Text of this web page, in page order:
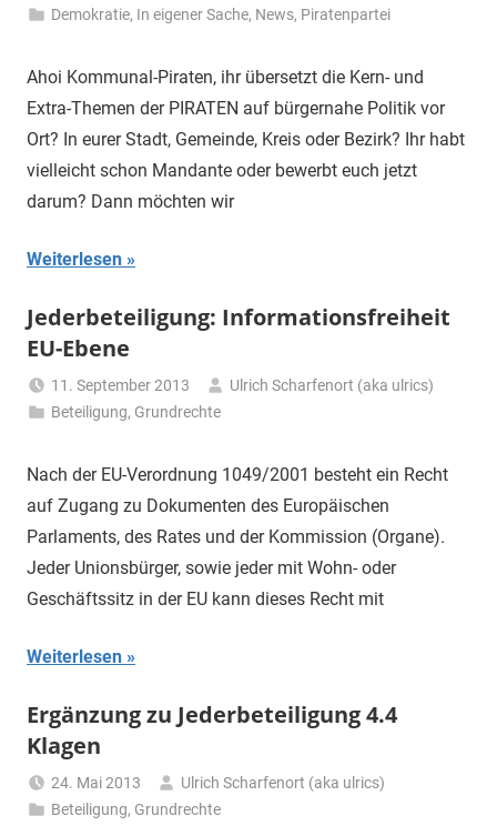
Demokratie, In eigener Sache, News, Piratenpartei
Ahoi Kommunal-Piraten, ihr übersetzt die Kern- und
Extra-Themen der PIRATEN auf bürgernahe Politik vor
Ort? In eurer Stadt, Gemeinde, Kreis oder Bezirk? Ihr habt
vielleicht schon Mandante oder bewerbt euch jetzt
darum? Dann möchten wir
Weiterlesen
Jederbeteiligung: Informationsfreiheit
EU-Ebene
11. September 2013
Ulrich Scharfenort (aka ulrics)
Beteiligung, Grundrechte
Nach der EU-Verordnung 1049/2001 besteht ein Recht
auf Zugang zu Dokumenten des Europäischen
Parlaments, des Rates und der Kommission (Organe).
Jeder Unionsbürger, sowie jeder mit Wohn- oder
Geschäftssitz in der EU kann dieses Recht mit
Weiterlesen
Ergänzung zu Jederbeteiligung 4.4
Klagen
24. Mai 2013
Ulrich Scharfenort (aka ulrics)
Beteiligung, Grundrechte